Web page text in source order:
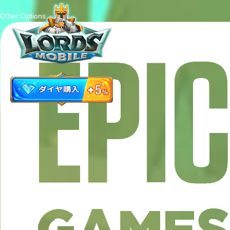
Other Options